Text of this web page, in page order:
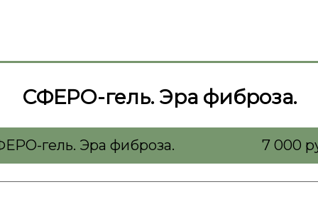
СФЕРО-гель. Эра фиброза.
гель. Эра фиброза. 7 000